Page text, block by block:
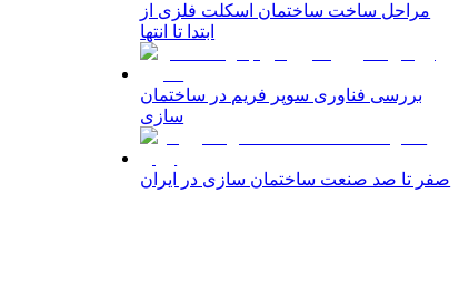
مراحل ساخت ساختمان اسکلت فلزی از
ابتدا تا انتها
بررسی فناوری سوپر فریم در ساختمان
سازی
صفر تا صد صنعت ساختمان سازی در ایران